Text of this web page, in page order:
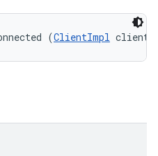
(ClientImpl client)